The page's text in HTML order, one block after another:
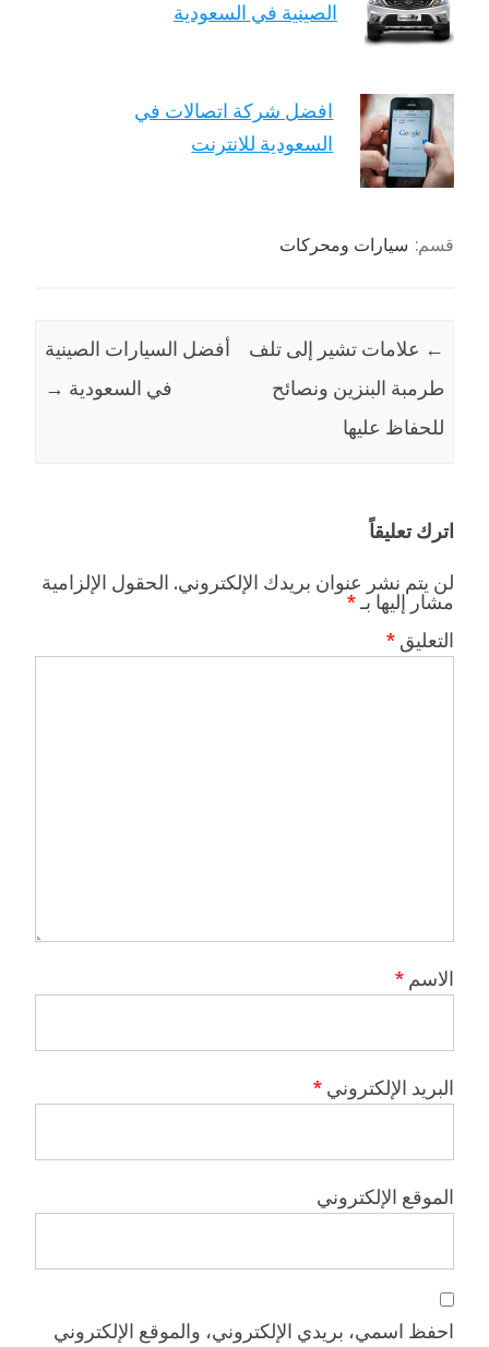
الصينية في السعودية
افضل شركة اتصالات في
السعودية للانترنت
قسم: سيارات ومحركات
← علامات تشير إلى تلف
طرمبة البنزين ونصائح
للحفاظ عليها
أفضل السيارات الصينية
في السعودية →
اترك تعليقاً
لن يتم نشر عنوان بريدك الإلكتروني. الحقول الإلزامية
مشار إليها بـ *
التعليق *
الاسم *
البريد الإلكتروني *
الموقع الإلكتروني
احفظ اسمي، بريدي الإلكتروني، والموقع الإلكتروني